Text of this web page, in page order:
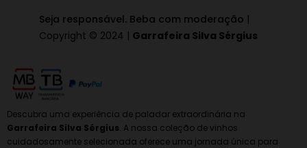
Seja responsável. Beba com moderação |
Copyright © 2024 | Garrafeira Silva Sérgius
Descubra uma experiência de paladar extraordinária na
Garrafeira Silva Sérgius. A nossa coleção de vinhos
cuidadosamente selecionada oferece uma jornada única para